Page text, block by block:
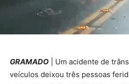
GRAMADO | Um acidente de
veículos deixou três pessoas